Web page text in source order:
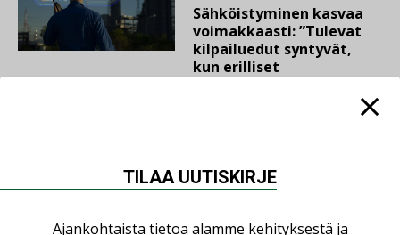
Sähköistyminen kasvaa
voimakkaasti: ”Tulevat
kilpailuedut syntyvät,
kun erilliset
TILAA UUTISKIRJE
Ajankohtaista tietoa alamme kehityksestä ja